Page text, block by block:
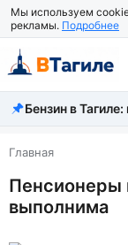
Мы используем
рекламы. Подробнее
Все новости
Происшествия
Город
Бензин в Тагиле:
Главная
Пенсионеры
выполнима